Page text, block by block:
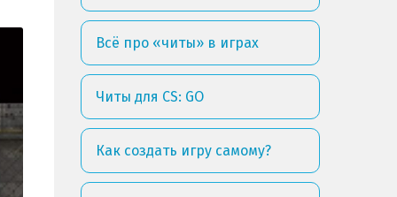
Всё про «читы» в играх
Читы для CS: GO
Как создать игру самому?